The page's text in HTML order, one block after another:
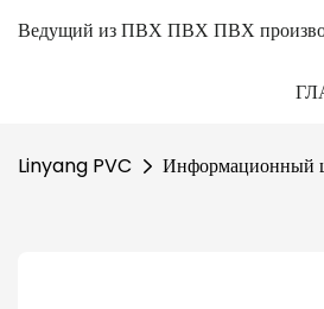
Ведущий из ПВХ ПВХ ПВХ
Linyang PVC Информационный